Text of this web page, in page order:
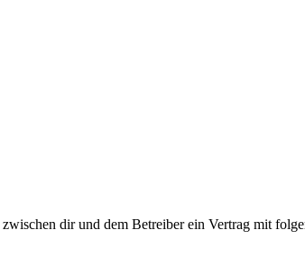
dir und dem Betreiber ein Vertrag mit